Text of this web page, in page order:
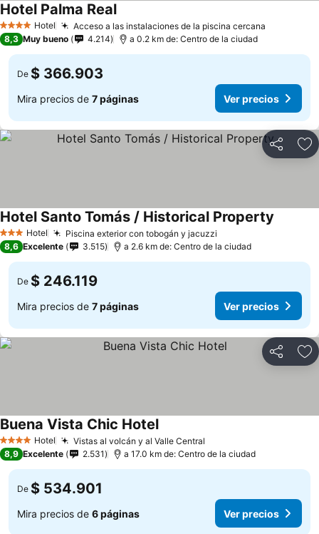
4 EstrellasHotel Acceso a las instalaciones de la piscina cercana
Hotel Palma RealVer precios
8,3 Muy bueno 4.214 a 0.2 km de: Centro de la ciudad
De $ 366.903
Mira precios de 7 páginas Ver precios
Compartir
3 Estrellas
Hotel Piscina exterior con tobogán y jacuzzi
Hotel Santo Tomás / Historical Property
8,6 Excelente 3.515 a 2.6 km de: Centro de la ciudad
De $ 246.119
Mira precios de 7 páginas Ver precios
Compartir
4 EstrellasHotel Vistas al volcán y al Valle Central
Buena Vista Chic HotelVer precios
8,9 Excelente 2.531 a 17.0 km de: Centro de la ciudad
De $ 534.901
Mira precios de 6 páginas Ver precios